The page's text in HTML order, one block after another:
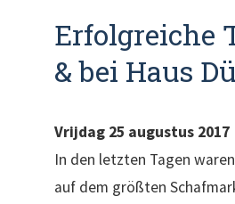
Erfolgreiche
& bei Haus
Vrijdag 25 augustus 2017
In den letzten Tagen
auf dem größten